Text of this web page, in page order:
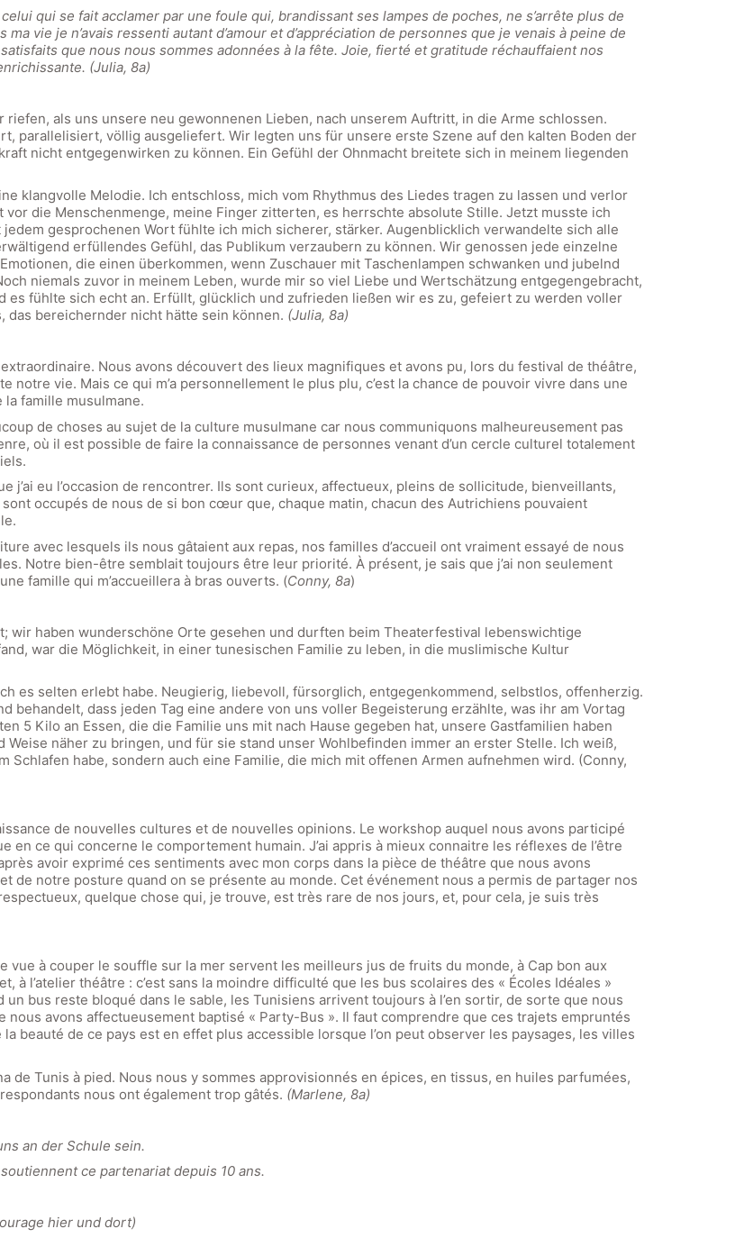
qui se fait acclamer par une foule qui, brandissant ses lampes de poches, ne s’arrête plus de
vie je n’avais ressenti autant d’amour et d’appréciation de personnes que je venais à peine de
que nous nous sommes adonnées à la fête. Joie, fierté et gratitude réchauffaient nos
(Julia, 8a)
riefen, als uns unsere neu gewonnenen Lieben, nach unserem Auftritt, in die Arme schlossen.
parallelisiert, völlig ausgeliefert. Wir legten uns für unsere erste Szene auf den kalten Boden der
nicht entgegenwirken zu können. Ein Gefühl der Ohnmacht breitete sich in meinem liegenden
klangvolle Melodie. Ich entschloss, mich vom Rhythmus des Liedes tragen zu lassen und verlor
die Menschenmenge, meine Finger zitterten, es herrschte absolute Stille. Jetzt musste ich
gesprochenen Wort fühlte ich mich sicherer, stärker. Augenblicklich verwandelte sich alle
erfüllendes Gefühl, das Publikum verzaubern zu können. Wir genossen jede einzelne
die einen überkommen, wenn Zuschauer mit Taschenlampen schwanken und jubelnd
niemals zuvor in meinem Leben, wurde mir so viel Liebe und Wertschätzung entgegengebracht,
fühlte sich echt an. Erfüllt, glücklich und zufrieden ließen wir es zu, gefeiert zu werden voller
das bereichernder nicht hätte sein können. (Julia, 8a)
Nous avons découvert des lieux magnifiques et avons pu, lors du festival de théâtre,
vie. Mais ce qui m’a personnellement le plus plu, c’est la chance de pouvoir vivre dans une
famille musulmane.
de choses au sujet de la culture musulmane car nous communiquons malheureusement pas
où il est possible de faire la connaissance de personnes venant d’un cercle culturel totalement
eu l’occasion de rencontrer. Ils sont curieux, affectueux, pleins de sollicitude, bienveillants,
occupés de nous de si bon cœur que, chaque matin, chacun des Autrichiens pouvaient
avec lesquels ils nous gâtaient aux repas, nos familles d’accueil ont vraiment essayé de nous
Notre bien-être semblait toujours être leur priorité. À présent, je sais que j’ai non seulement
famille qui m’accueillera à bras ouverts. (Conny, 8a)
wir haben wunderschöne Orte gesehen und durften beim Theaterfestival lebenswichtige
war die Möglichkeit, in einer tunesischen Familie zu leben, in die muslimische Kultur
es selten erlebt habe. Neugierig, liebevoll, fürsorglich, entgegenkommend, selbstlos, offenherzig.
behandelt, dass jeden Tag eine andere von uns voller Begeisterung erzählte, was ihr am Vortag
5 Kilo an Essen, die die Familie uns mit nach Hause gegeben hat, unsere Gastfamilien haben
näher zu bringen, und für sie stand unser Wohlbefinden immer an erster Stelle. Ich weiß,
habe, sondern auch eine Familie, die mich mit offenen Armen aufnehmen wird. (Conny,
de nouvelles cultures et de nouvelles opinions. Le workshop auquel nous avons participé
en ce qui concerne le comportement humain. J’ai appris à mieux connaitre les réflexes de l’être
avoir exprimé ces sentiments avec mon corps dans la pièce de théâtre que nous avons
de notre posture quand on se présente au monde. Cet événement nous a permis de partager nos
quelque chose qui, je trouve, est très rare de nos jours, et, pour cela, je suis très
vue à couper le souffle sur la mer servent les meilleurs jus de fruits du monde, à Cap bon aux
à l’atelier théâtre : c’est sans la moindre difficulté que les bus scolaires des « Écoles Idéales »
bus reste bloqué dans le sable, les Tunisiens arrivent toujours à l’en sortir, de sorte que nous
avons affectueusement baptisé « Party-Bus ». Il faut comprendre que ces trajets empruntés
beauté de ce pays est en effet plus accessible lorsque l’on peut observer les paysages, les villes
de Tunis à pied. Nous nous y sommes approvisionnés en épices, en tissus, en huiles parfumées,
nous ont également trop gâtés. (Marlene, 8a)
an der Schule sein.
ce partenariat depuis 10 ans.
hier und dort)